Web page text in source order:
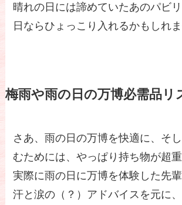
晴れの日には諦めていたあのパビ
日ならひょっこり入れるかもしれま
梅雨や雨の日の万博必需品リ
さあ、雨の日の万博を快適に、そ
むためには、やっぱり持ち物が超重
実際に雨の日に万博を体験した先
汗と涙の（？）アドバイスを元に、